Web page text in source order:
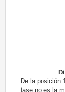
De la posición
fase no es la